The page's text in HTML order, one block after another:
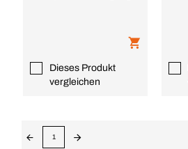
Dieses Produkt
vergleichen
1